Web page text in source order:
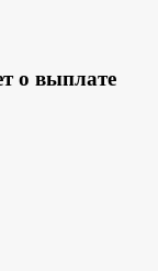
о выплате